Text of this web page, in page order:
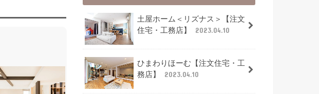
土屋ホーム＜リズナス＞【注文
住宅・工務店】
2023.04.10
ひまわりほーむ【注文住宅・工
務店】
2023.04.10